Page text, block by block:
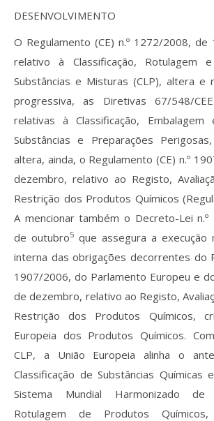
DESENVOLVIMENTO
O Regulamento (CE) n.º 1272/2008,
relativo à Classificação, Rotulagem
Substâncias e Misturas (CLP), altera e
progressiva, as Diretivas 67/548/
relativas à Classificação,
Substâncias e Preparações
altera, ainda, o Regulamento (CE) n.º
dezembro, relativo ao Registo,
Restrição dos Produtos Químicos
A mencionar também o Decreto-Lei
de outubro5 que assegura a execução
interna das obrigações decorrentes do
1907/2006, do Parlamento Europeu e
de dezembro, relativo ao Registo,
Restrição dos Produtos Químicos,
Europeia dos Produtos Químicos.
CLP, a União Europeia alinha o
Classificação de Substâncias Químicas
Sistema Mundial Harmonizado de
Rotulagem de Produtos